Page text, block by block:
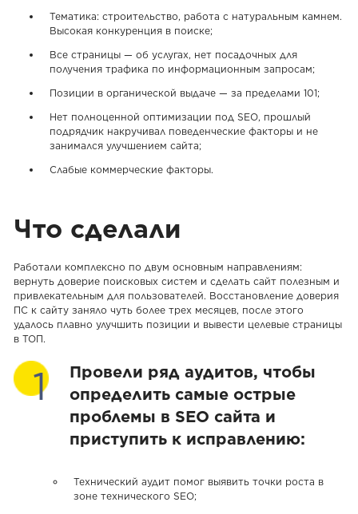
Тематика: строительство, работа с натуральным камнем.
Высокая конкуренция в поиске;
Все страницы — об услугах, нет посадочных для
получения трафика по информационным запросам;
Позиции в органической выдаче — за пределами 101;
Нет полноценной оптимизации под SEO, прошлый
подрядчик накручивал поведенческие факторы и не
занимался улучшением сайта;
Слабые коммерческие факторы.
Что сделали
Работали комплексно по двум основным направлениям:
вернуть доверие поисковых систем и сделать сайт полезным и
привлекательным для пользователей. Восстановление доверия
ПС к сайту заняло чуть более трех месяцев, после этого
удалось плавно улучшить позиции и вывести целевые страницы
в ТОП.
Провели ряд аудитов, чтобы
определить самые острые
проблемы в SEO сайта и
приступить к исправлению:
Технический аудит помог выявить точки роста в
зоне технического SEO;